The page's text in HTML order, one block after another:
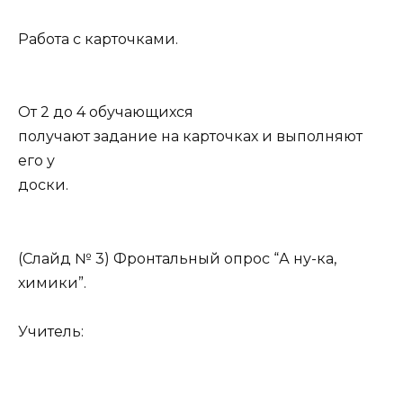
Работа с карточками.
От 2 до 4 обучающихся
получают задание на карточках и выполняют
его у
доски.
(Слайд № 3) Фронтальный опрос “А ну-ка,
химики”.
Учитель: